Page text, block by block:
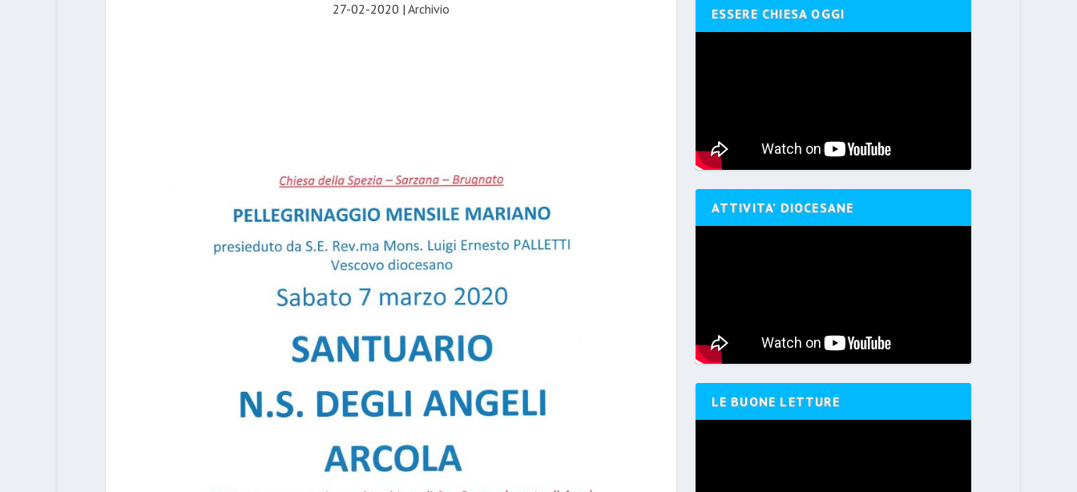
27-02-2020 | Archivio ESSERE CHIESA OGGI
ATTIVITA’ DIOCESANE
LE BUONE LETTURE